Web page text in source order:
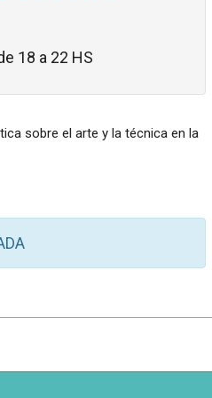
18 a 22 HS
sobre el arte y la técnica en la